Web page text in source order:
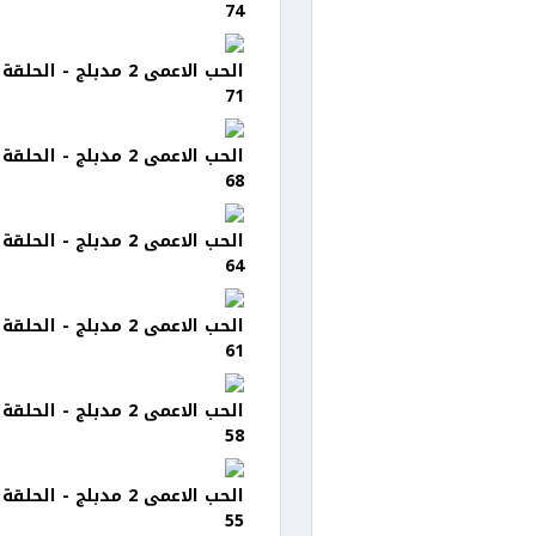
74
الحب الاعمى 2 مدبلج - الحلقة
71
الحب الاعمى 2 مدبلج - الحلقة
68
الحب الاعمى 2 مدبلج - الحلقة
64
الحب الاعمى 2 مدبلج - الحلقة
61
الحب الاعمى 2 مدبلج - الحلقة
58
الحب الاعمى 2 مدبلج - الحلقة
55